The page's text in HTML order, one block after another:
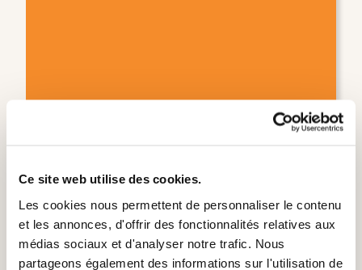
Ce site web utilise des cookies.
Les cookies nous permettent de personnaliser le contenu
et les annonces, d'offrir des fonctionnalités relatives aux
médias sociaux et d'analyser notre trafic. Nous
partageons également des informations sur l'utilisation de
réussite éducative en appelle à une
mobilisation sociétale et des efforts concertés
pour éviter une hausse du décrochage scolaire
Communiqués de presse